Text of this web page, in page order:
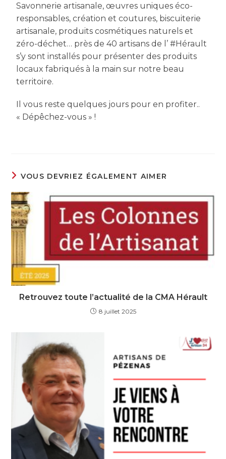
Savonnerie artisanale, œuvres uniques éco-
responsables, création et coutures, biscuiterie
artisanale, produits cosmétiques naturels et
zéro-déchet… près de 40 artisans de l’ #Hérault
s’y sont installés pour présenter des produits
locaux fabriqués à la main sur notre beau
territoire.
Il vous reste quelques jours pour en profiter..
« Dépêchez-vous » !
VOUS DEVRIEZ ÉGALEMENT AIMER
Retrouvez toute l’actualité de la CMA Hérault
8 juillet 2025